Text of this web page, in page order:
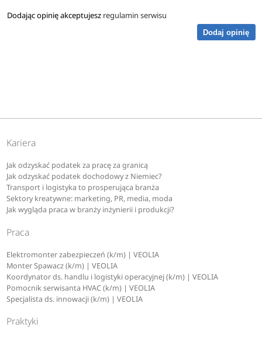
Dodając opinię akceptujesz regulamin serwisu
Dodaj opinię
Kariera
Jak odzyskać podatek za pracę za granicą
Jak odzyskać podatek dochodowy z Niemiec?
Transport i logistyka to prosperująca branża
Sektory kreatywne: marketing, PR, media, moda
Jak wygląda praca w branży inżynierii i produkcji?
Praca
Elektromonter zabezpieczeń (k/m) | VEOLIA
Monter Spawacz (k/m) | VEOLIA
Koordynator ds. handlu i logistyki operacyjnej (k/m) | VEOLIA
Pomocnik serwisanta HVAC (k/m) | VEOLIA
Specjalista ds. innowacji (k/m) | VEOLIA
Praktyki